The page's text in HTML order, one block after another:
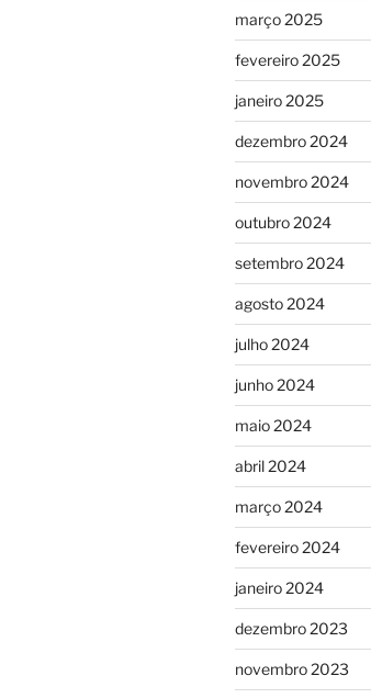
março 2025
fevereiro 2025
janeiro 2025
dezembro 2024
novembro 2024
outubro 2024
setembro 2024
agosto 2024
julho 2024
junho 2024
maio 2024
abril 2024
março 2024
fevereiro 2024
janeiro 2024
dezembro 2023
novembro 2023